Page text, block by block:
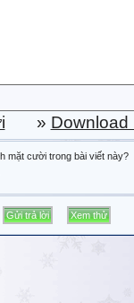
» Download
mặt cười trong bài viết này?